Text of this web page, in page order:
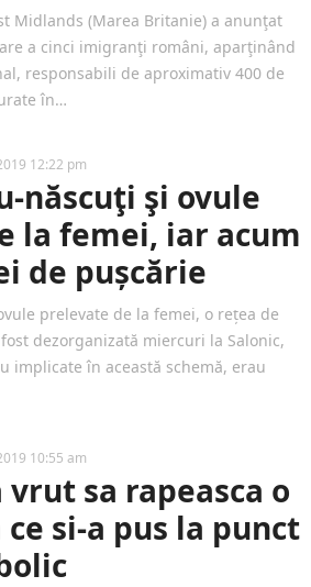
Midlands (Marea Britanie) a anunţat
a cinci imigranţi români, aparţinând
responsabili de aproximativ 400 de
în…
12:22 pm
născuţi şi ovule
la femei, iar acum
de pușcărie
prelevate de la femei, o rețea de
dezorganizată miercuri la Salonic,
implicate în această schemă, erau
10:55 am
sa rapeasca o
si-a pus la punct